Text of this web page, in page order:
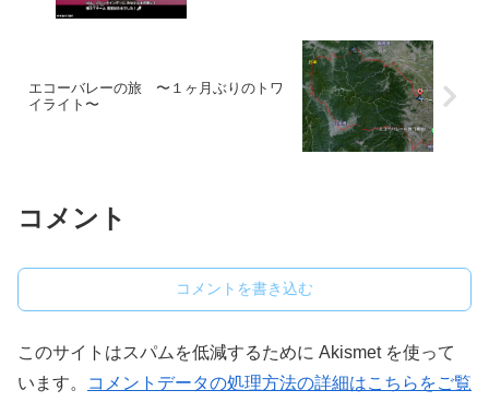
エコーバレーの旅 〜１ヶ月ぶりのトワ
イライト〜
コメント
コメントを書き込む
このサイトはスパムを低減するために Akismet を使って
います。
コメントデータの処理方法の詳細はこちらをご覧